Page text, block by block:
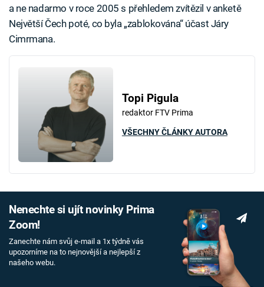
a ne nadarmo v roce 2005 s přehledem zvítězil v anketě
Největší Čech poté, co byla „zablokována“ účast Járy
Cimrmana.
Topi Pigula
redaktor FTV Prima
VŠECHNY ČLÁNKY AUTORA
Nenechte si ujít novinky Prima
Zoom!
Zanechte nám svůj e-mail a 1x týdně vás
upozorníme na to nejnovější a nejlepší z
našeho webu.